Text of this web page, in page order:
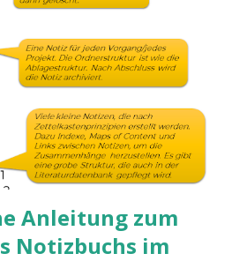
Anleitung zum
Notizbuchs im